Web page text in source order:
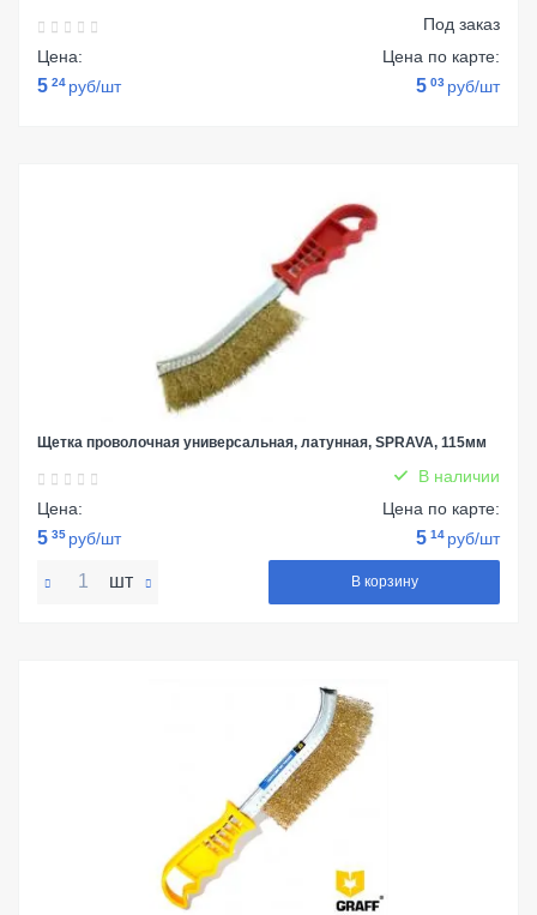
Под заказ
Цена:
5 24 руб/шт
Цена по карте:
5 03 руб/шт
Щетка проволочная универсальная, латунная, SPRAVA, 115мм
В наличии
Цена:
5 35 руб/шт
Цена по карте:
5 14 руб/шт
шт В корзину